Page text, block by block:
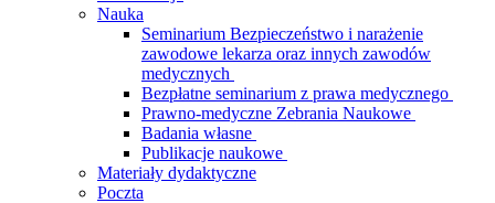
Nauka
Seminarium Bezpieczeństwo i narażenie
zawodowe lekarza oraz innych zawodów
medycznych
Bezpłatne seminarium z prawa medycznego
Prawno-medyczne Zebrania Naukowe
Badania własne
Publikacje naukowe
Materiały dydaktyczne
Poczta